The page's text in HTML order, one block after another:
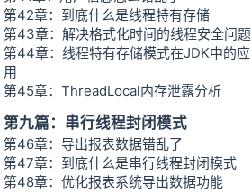
第42章：到底什么是线程特有存储
第43章：解决格式化时间的线程安全问题
第44章：线程特有存储模式在JDK中的应
用
第45章：ThreadLocal内存泄露分析
第九篇：串行线程封闭模式
第46章：导出报表数据错乱了
第47章：到底什么是串行线程封闭模式
第48章：优化报表系统导出数据功能